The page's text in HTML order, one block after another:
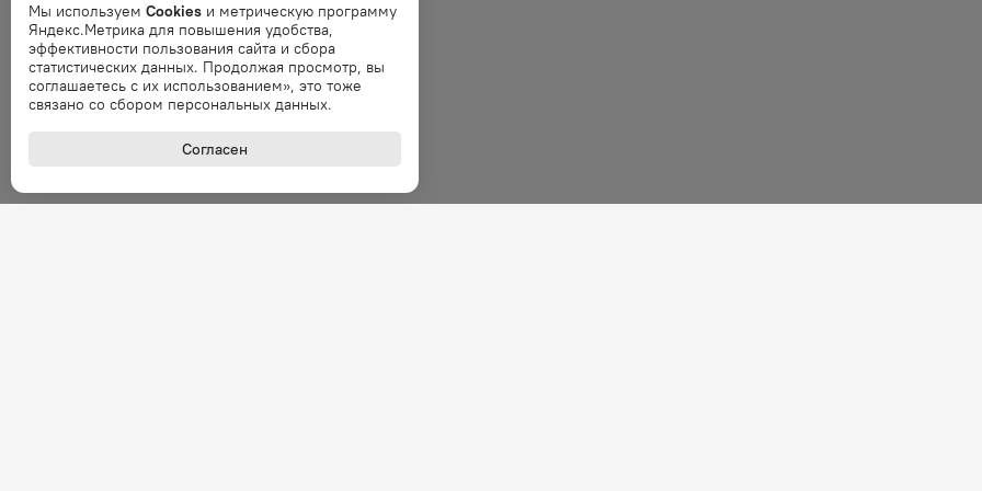
Мы используем Cookies и метрическую программу
Яндекс.Метрика для повышения удобства,
эффективности пользования сайта и сбора
статистических данных. Продолжая просмотр, вы
соглашаетесь с их использованием», это тоже
связано со сбором персональных данных.
Согласен